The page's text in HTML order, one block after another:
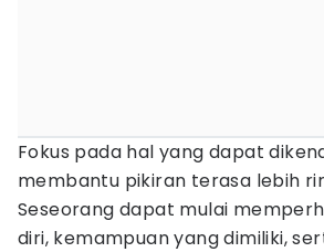
Fokus pada hal yang dapat
membantu pikiran terasa lebih
Seseorang dapat mulai
diri, kemampuan yang dimiliki,